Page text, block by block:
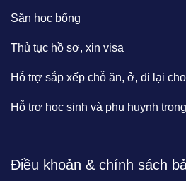
Săn học bổng
Thủ tục hồ sơ, xin visa
Hỗ trợ sắp xếp chỗ ăn, ở, đi lại
Hỗ trợ học sinh và phụ huynh
Điều khoản & chính sách